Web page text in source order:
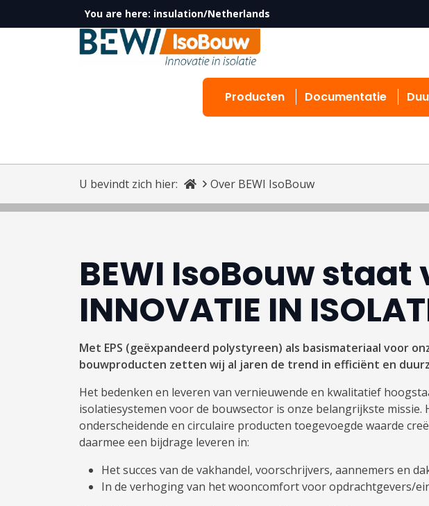
You are here: insulation/Netherlands
Producten Documentatie
U bevindt zich hier: Over BEWI IsoBouw
BEWI IsoBouw staat
INNOVATIE IN
Met EPS (geëxpandeerd polystyreen) als basismateriaal voor
bouwproducten zetten wij al jaren de trend in efficiënt en
Het bedenken en leveren van vernieuwende en kwalitatief
isolatiesystemen voor de bouwsector is onze belangrijkste missie.
onderscheidende en circulaire producten toegevoegde waarde
daarmee een bijdrage leveren in:
Het succes van de vakhandel, voorschrijvers, aannemers en
In de verhoging van het wooncomfort voor opdrachtgevers/